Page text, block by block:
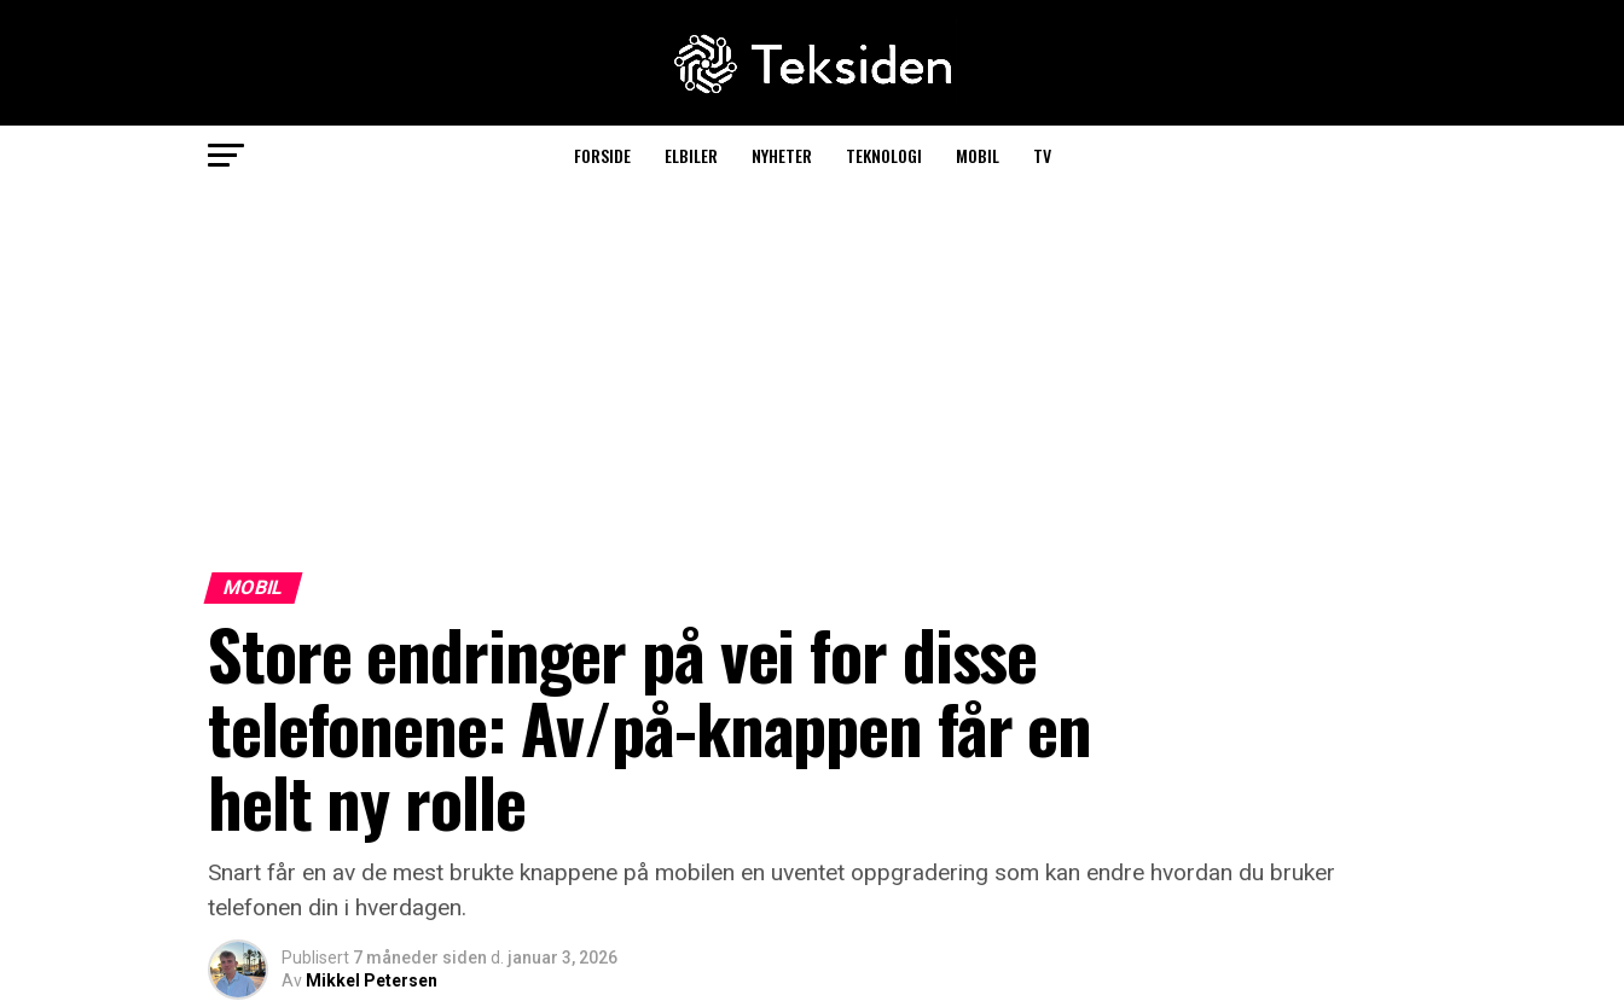
FORSIDE ELBILER NYHETER TEKNOLOGI MOBIL TV
MOBIL
Store endringer på vei for disse
telefonene: Av/på-knappen får en
helt ny rolle
Snart får en av de mest brukte knappene på mobilen en uventet oppgradering som kan endre hvordan du bruker
telefonen din i hverdagen.
Publisert 7 måneder siden d. januar 3, 2026
Av Mikkel Petersen